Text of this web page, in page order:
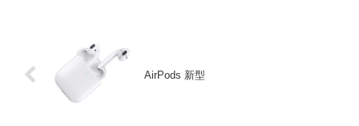
AirPods 新型